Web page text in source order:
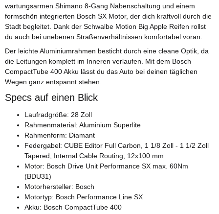
wartungsarmen Shimano 8-Gang Nabenschaltung und einem
formschön integrierten Bosch SX Motor, der dich kraftvoll durch die
Stadt begleitet. Dank der Schwalbe Motion Big Apple Reifen rollst
du auch bei unebenen Straßenverhältnissen komfortabel voran.
Der leichte Aluminiumrahmen besticht durch eine cleane Optik, da
die Leitungen komplett im Inneren verlaufen. Mit dem Bosch
CompactTube 400 Akku lässt du das Auto bei deinen täglichen
Wegen ganz entspannt stehen.
Specs auf einen Blick
Laufradgröße: 28 Zoll
Rahmenmaterial: Aluminium Superlite
Rahmenform: Diamant
Federgabel: CUBE Editor Full Carbon, 1 1/8 Zoll - 1 1/2 Zoll
Tapered, Internal Cable Routing, 12x100 mm
Motor: Bosch Drive Unit Performance SX max. 60Nm
(BDU31)
Motorhersteller: Bosch
Motortyp: Bosch Performance Line SX
Akku: Bosch CompactTube 400